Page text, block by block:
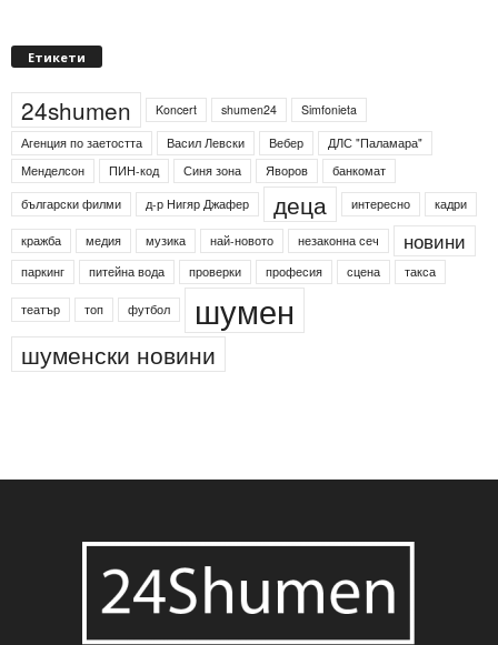
Етикети
24shumen Koncert shumen24
Simfonieta
Агенция по заетостта
Васил Левски Вебер
ДЛС "Паламара"
Менделсон
ПИН-код Синя зона Яворов
банкомат
български филми
д-р Нигяр Джафер деца интересно кадри
кражба медия музика най-новото незаконна сеч новини
паркинг питейна вода проверки професия сцена такса
театър топ футбол шумен
шуменски новини